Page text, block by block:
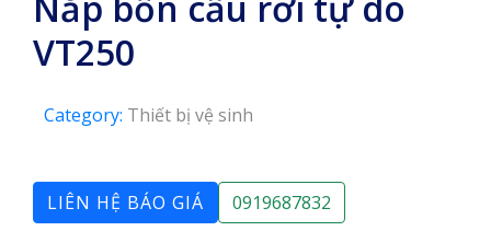
VT250
Category: Thiết bị vệ sinh
LIÊN HỆ BÁO GIÁ 0919687832